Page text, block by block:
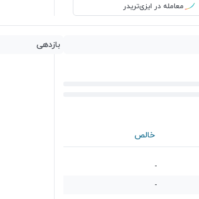
معامله در ایزی‌تریدر
خالص
-
-
بازدهی